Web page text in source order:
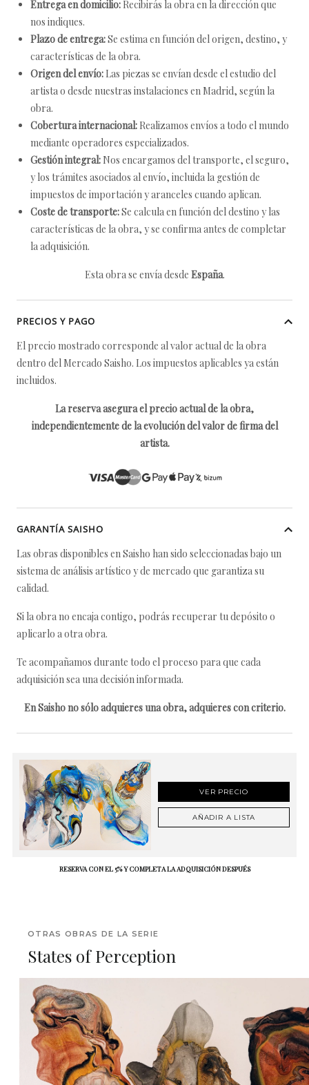
Entrega en domicilio: Recibirás la obra en la dirección que
nos indiques.
Plazo de entrega:Se estima en función del origen, destino, y
características de la obra.
Origen del envío: Las piezas se envían desde el estudio del
artista o desde nuestras instalaciones en Madrid, según la
obra.
Cobertura internacional: Realizamos envíos a todo el mundo
mediante operadores especializados.
Gestión integral: Nos encargamos del transporte, el seguro,
y los trámites asociados al envío, incluida la gestión de
impuestos de importación y aranceles cuando aplican.
Coste de transporte:Se calcula en función del destino y las
características de la obra, y se confirma antes de completar
la adquisición.
Esta obra se envía desde España.
PRECIOS Y PAGO
El precio mostrado corresponde al valor actual de la obra
dentro del Mercado Saisho. Los impuestos aplicables ya están
incluidos.
La reserva asegura el precio actual de la obra,
independientemente de la evolución del valor de firma del
artista.
GARANTÍA SAISHO
Las obras disponibles en Saisho han sido seleccionadas bajo un
sistema de análisis artístico y de mercado que garantiza su
calidad.
Si la obra no encaja contigo, podrás recuperar tu depósito o
aplicarlo a otra obra.
Te acompañamos durante todo el proceso para que cada
adquisición sea una decisión informada.
En Saisho no sólo adquieres una obra, adquieres con criterio.
VER PRECIO
AÑADIR A LISTA
RESERVA CON EL 5% Y COMPLETA LA ADQUISICIÓN DESPUÉS
OTRAS OBRAS DE LA SERIE
States of Perception